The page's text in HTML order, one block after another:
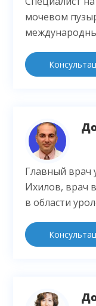
мочевом
Главный врач
Ихилов, врач
в области